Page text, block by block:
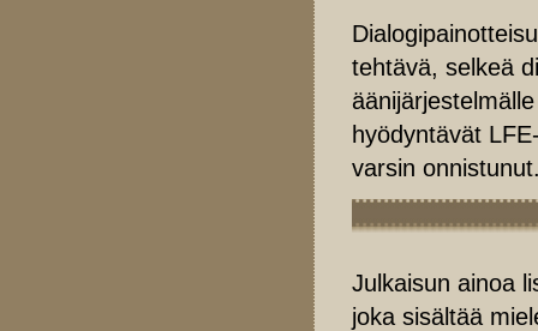
tehtävä, selkeä
hyödyntävät
varsin
Julkaisun ainoa
joka sisältää